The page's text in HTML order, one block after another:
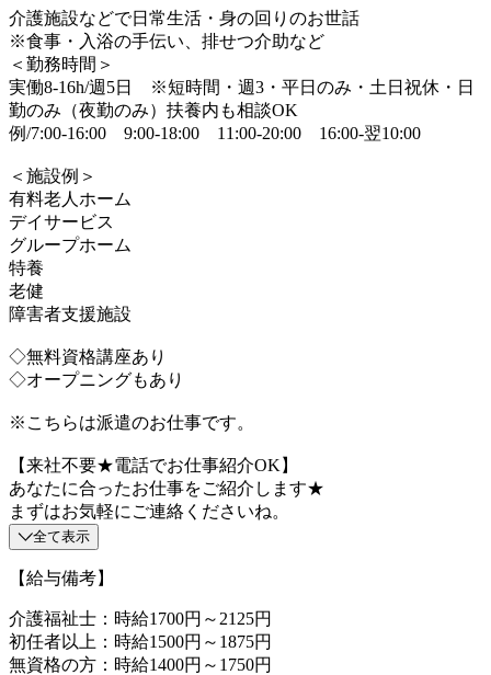
介護施設などで日常生活・身の回りのお世話
※食事・入浴の手伝い、排せつ介助など
＜勤務時間＞
実働8-16h/週5日 ※短時間・週3・平日のみ・土日祝休・日
勤のみ（夜勤のみ）扶養内も相談OK
例/7:00-16:00 9:00-18:00 11:00-20:00 16:00-翌10:00
＜施設例＞
有料老人ホーム
デイサービス
グループホーム
特養
老健
障害者支援施設
◇無料資格講座あり
◇オープニングもあり
※こちらは派遣のお仕事です。
【来社不要★電話でお仕事紹介OK】
あなたに合ったお仕事をご紹介します★
まずはお気軽にご連絡くださいね。
全て表示
【給与備考】
介護福祉士：時給1700円～2125円
初任者以上：時給1500円～1875円
無資格の方：時給1400円～1750円